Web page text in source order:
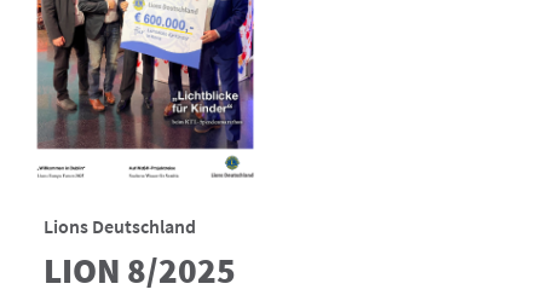
Lions Deutschland
LION 8/2025